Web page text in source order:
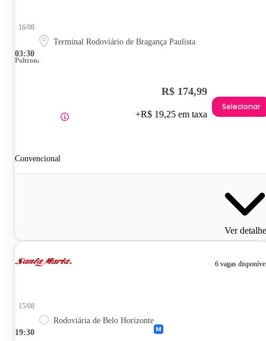
03:30
16/08
Terminal Rodoviário de Bragança Paulista
Poltrona
Convencional
R$ 174,99
+R$ 19,25 em taxa
Selecionar
Ver
6 vagas
19:30
15/08
Rodoviária de Belo Horizonte